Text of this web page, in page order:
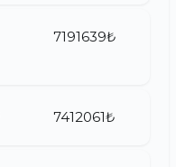
7191639₺
7412061₺